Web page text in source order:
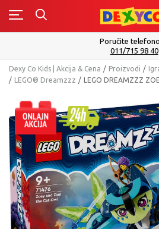
0
Poručite
011/715 98 40
Dexy Co Kids | Akcija & Cena Proizvodi
LEGO® Dreamzzz
LEGO DREAMZZZ